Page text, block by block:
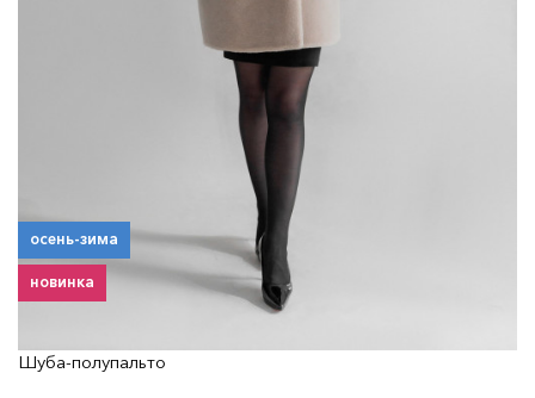
осень-зима
новинка
Шуба-полупальто